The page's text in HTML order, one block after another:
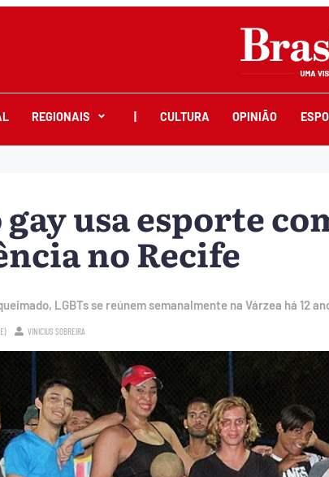
REGIONAIS CULTURA OPINIÃO
usa esporte
no Recife
LGBTs se reúnem semanalmente na Várzea há 12
VINICIUS SOBREIRA